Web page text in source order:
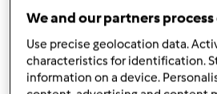
Esparguete com
We and our partners
Use precise geolocation data.
characteristics for identification.
information on a device.